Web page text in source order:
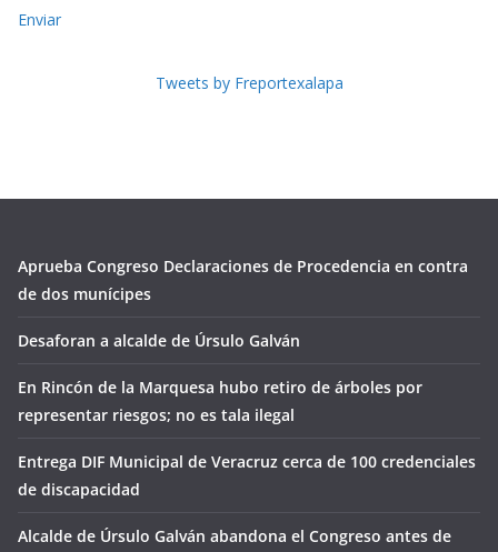
Enviar
Tweets by Freportexalapa
Aprueba Congreso Declaraciones de Procedencia en contra
de dos munícipes
Desaforan a alcalde de Úrsulo Galván
En Rincón de la Marquesa hubo retiro de árboles por
representar riesgos; no es tala ilegal
Entrega DIF Municipal de Veracruz cerca de 100 credenciales
de discapacidad
Alcalde de Úrsulo Galván abandona el Congreso antes de